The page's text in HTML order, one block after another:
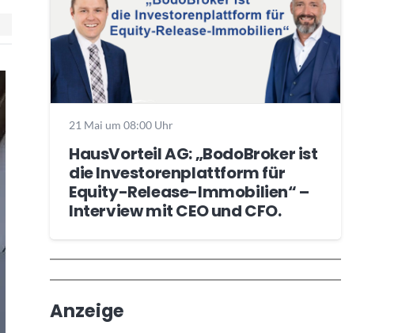
21 Mai um 08:00 Uhr
HausVorteil AG: „BodoBroker ist
die Investorenplattform für
Equity-Release-Immobilien“ –
Interview mit CEO und CFO.
Wochenrückblick
Trendthemen
Anzeige